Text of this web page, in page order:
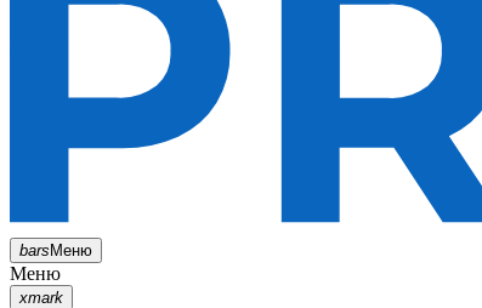
barsМеню
Меню
xmark